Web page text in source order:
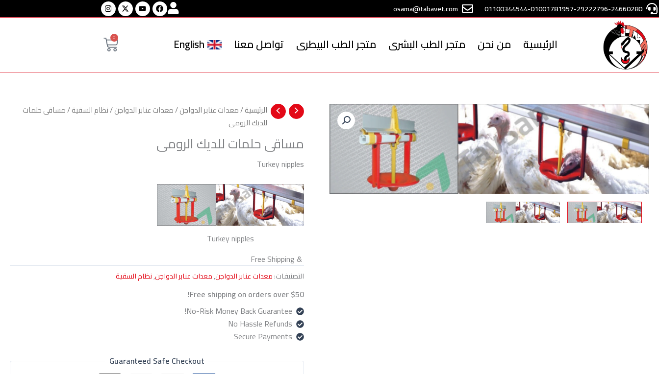
تخطي
إلى
المحتوى
01100344544-01001781957-29222796-24660280
osama@tabavet.com
Facebook
Youtube
Instagram
الرئيسية من نحن متجر الطب البشرى متجر الطب البيطرى تواصل معنا English
0
Cart
الرئيسية/معدات عنابر الدواجن/معدات عنابر الدواجن/نظام السقية/ مساقى حلمات
للديك الرومى
مساقى حلمات للديك الرومى
Turkey nipples
Turkey nipples
& Free Shipping
التصنيفات:معدات عنابر الدواجن,معدات عنابر الدواجن,نظام السقية
Free shipping on orders over $50!
No-Risk Money Back Guarantee!
No Hassle Refunds
Secure Payments
Guaranteed Safe Checkout